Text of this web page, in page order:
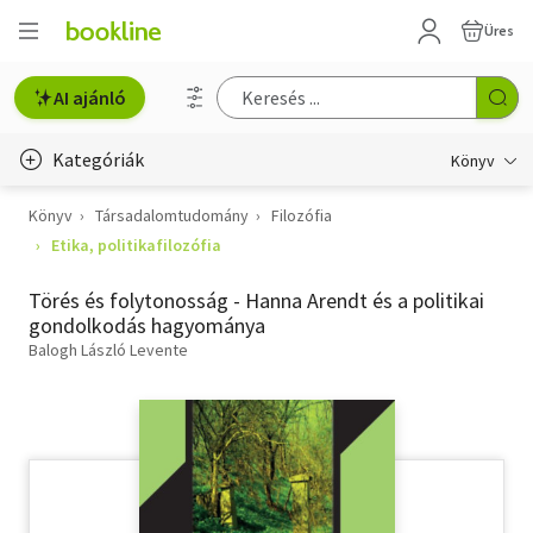
Üres
AI ajánló
Kategóriák Könyv
Életmód, egészség
Gyermek- és ifjúsági
Könyv Társadalomtudomány
Filozófia
Etika, politikafilozófia
Törés és folytonosság - Hanna Arendt és a politikai
gondolkodás hagyománya
Balogh László Levente